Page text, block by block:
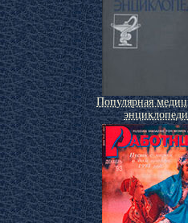
Популярная